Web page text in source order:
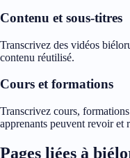
Contenu et sous-titres
Transcrivez des vidéos
contenu réutilisé.
Cours et formations
Transcrivez cours,
apprenants peuvent revoir et
Pages liées à